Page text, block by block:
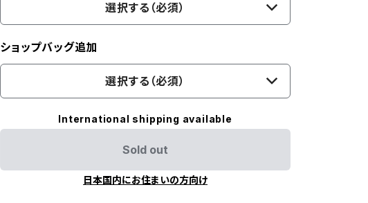
選択する（必須）
ショップバッグ追加
選択する（必須）
International shipping available
Sold out
日本国内にお住まいの方向け